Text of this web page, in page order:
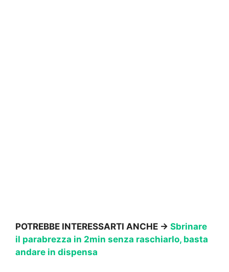
POTREBBE INTERESSARTI ANCHE → Sbrinare
il parabrezza in 2min senza raschiarlo, basta
andare in dispensa